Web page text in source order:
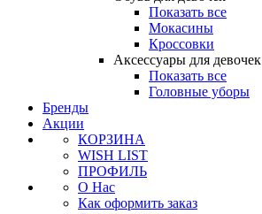
Показать все
Мокасины
Кроссовки
Аксессуары для девочек
Показать все
Головные уборы
Бренды
Акции
КОРЗИНА
WISH LIST
ПРОФИЛЬ
О Нас
Как оформить заказ